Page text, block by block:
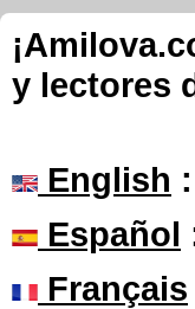
y lectores
English
Español
Français